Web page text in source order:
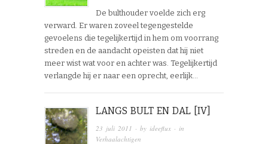
De bulthouder voelde zich erg
verward. Er waren zoveel tegengestelde
gevoelens die tegelijkertijd in hem om voorrang
streden en de aandacht opeisten dat hij niet
meer wist wat voor en achter was. Tegelijkertijd
verlangde hij er naar een oprecht, eerlijk…
LANGS BULT EN DAL [IV]
23 juli 2011 · by ideeflux · in
Verhaalachtigen